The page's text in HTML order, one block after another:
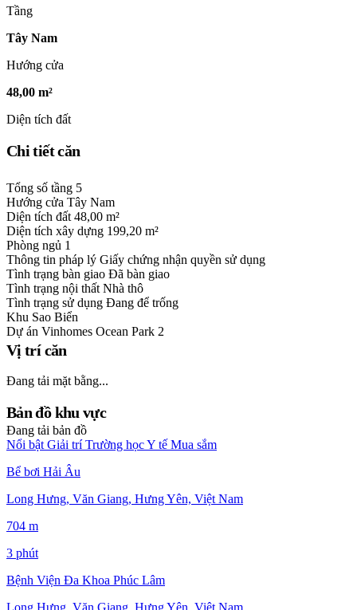
Tầng
Tây Nam
Hướng cửa
48,00 m²
Diện tích đất
Chi tiết căn
Tổng số tầng 5
Hướng cửa Tây Nam
Diện tích đất 48,00 m²
Diện tích xây dựng 199,20 m²
Phòng ngủ 1
Thông tin pháp lý Giấy chứng nhận quyền sử dụng
Tình trạng bàn giao Đã bàn giao
Tình trạng nội thất Nhà thô
Tình trạng sử dụng Đang để trống
Khu Sao Biển
Dự án Vinhomes Ocean Park 2
Vị trí căn
Đang tải mặt bằng...
Bản đồ khu vực
Đang tải bản đồ
Nổi bật Giải trí Trường họcY tế Mua sắm
Bể bơi Hải Âu
Long Hưng, Văn Giang, Hưng Yên, Việt Nam
704 m
3 phút
Bệnh Viện Đa Khoa Phúc Lâm